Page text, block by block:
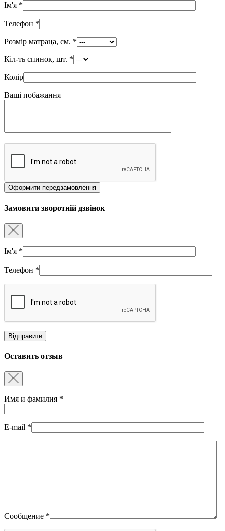
Ім'я *
Телефон *
Розмір матраца, см. *
Кіл-ть спинок, шт. *
Колір
Ваші побажання
Замовити зворотній дзвінок
Ім'я *
Телефон *
Оставить отзыв
Имя и фамилия *
E-mail *
Сообщение *